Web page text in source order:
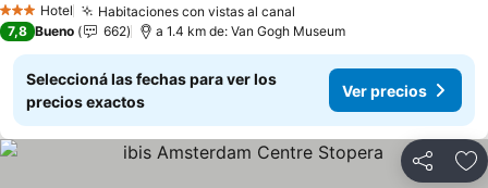
3 Estrellas
Hotel Habitaciones con vistas al canal
7,8 Bueno 662 a 1.4 km de: Van Gogh Museum
Seleccioná las fechas para ver los
precios exactos
Ver precios
Compartir